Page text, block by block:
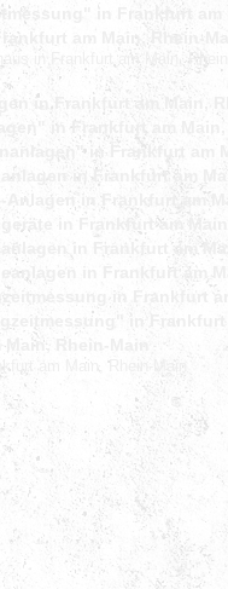
in Frankfurt am
am Main, Rhein-
in Frankfurt am Main,
in Frankfurt am Main,
in Frankfurt am Main,
in Frankfurt am
in Frankfurt am
in Frankfurt am
in Frankfurt am
in Frankfurt am
in Frankfurt am
in Frankfurt
in Frankfurt
Rhein-Main
am Main, Rhein-Main